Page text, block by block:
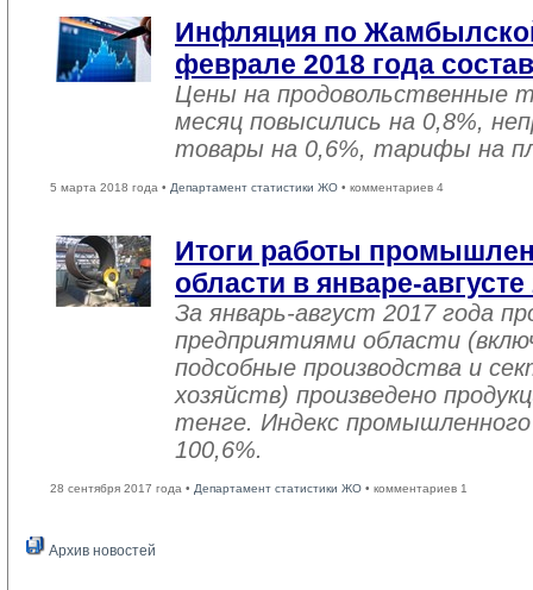
Инфляция по
феврале 2018 года
Цены на продовольственные
месяц повысились на 0,8%,
товары на 0,6%, тарифы на
5 марта 2018 года • Департамент статистики ЖО • комментариев 4
Итоги работы
области в январе-августе
За январь-август 2017 года
предприятиями области
подсобные производства и
хозяйств) произведено
тенге. Индекс
100,6%.
28 сентября 2017 года • Департамент статистики ЖО • комментариев 1
Архив новостей